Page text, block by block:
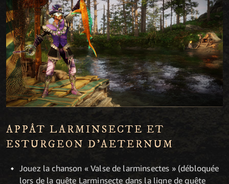
APPÂT LARMINSECTE ET
ESTURGEON D'AETERNUM
Jouez la chanson « Valse de larminsectes » (débloquée
lors de la quête Larminsecte dans la ligne de quête